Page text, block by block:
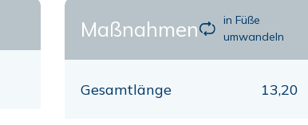
Maßnahmen
in Füße
umwandeln
Gesamtlänge 13,20